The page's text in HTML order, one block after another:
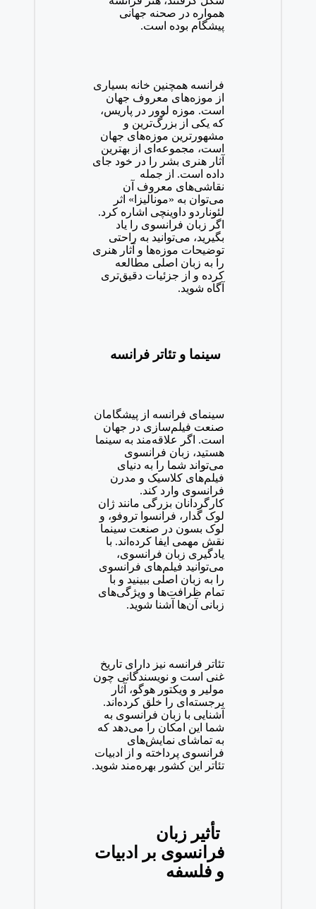
همواره در صحنه جهانی
پیشگام بوده است.
فرانسه همچنین خانه بسیاری
از موزه‌های معروف جهان
است. موزه لوور در پاریس،
که یکی از بزرگ‌ترین و
مشهورترین موزه‌های جهان
است، مجموعه‌ای از بهترین
آثار هنری بشر را در خود جای
داده است. از جمله
نقاشی‌های معروف آن
می‌توان به «مونالیزا» اثر
لئوناردو داوینچی اشاره کرد.
اگر زبان فرانسوی را یاد
بگیرید، می‌توانید به راحتی
توضیحات موزه‌ها و آثار هنری
را به زبان اصلی مطالعه
کرده و از جزئیات دقیق‌تری
آگاه شوید.
سینما و تئاتر فرانسه
سینمای فرانسه از پیشگامان
صنعت فیلم‌سازی در جهان
است. اگر علاقه‌مند به سینما
هستید، زبان فرانسوی
می‌تواند شما را به دنیای
فیلم‌های کلاسیک و مدرن
فرانسوی وارد کند.
کارگردانان بزرگی مانند ژان
لوک گدار، فرانسوا تروفو، و
لوک بسون در صنعت سینما
نقش مهمی ایفا کرده‌اند. با
یادگیری زبان فرانسوی،
می‌توانید فیلم‌های فرانسوی
را به زبان اصلی ببینید و با
تمام ظرافت‌ها و ویژگی‌های
زبانی آن‌ها آشنا شوید.
تئاتر فرانسه نیز دارای تاریخ
غنی است و نویسندگانی چون
مولیر و ویکتور هوگو، آثار
برجسته‌ای را خلق کرده‌اند.
آشنایی با زبان فرانسوی به
شما این امکان را می‌دهد که
به تماشای نمایش‌های
فرانسوی پرداخته و از ادبیات
تئاتر این کشور بهره‌مند شوید.
تأثیر زبان
فرانسوی بر ادبیات
و فلسفه